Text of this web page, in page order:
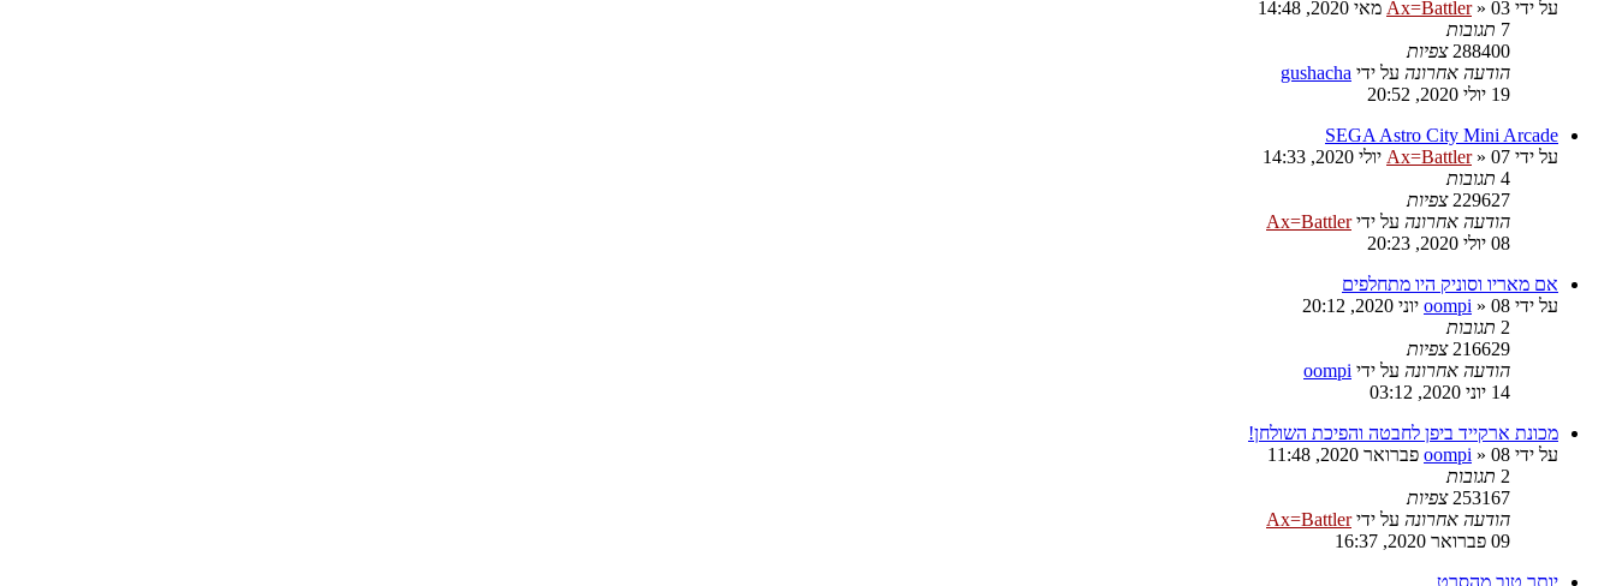
על ידי
Ax=Battler» 03 מאי 2020, 14:48
7 תגובות
288400 צפיות
הודעה אחרונה על ידי gushacha
19 יולי 2020, 20:52
SEGA Astro City Mini Arcade
על ידי
Ax=Battler» 07 יולי 2020, 14:33
4 תגובות
229627 צפיות
הודעה אחרונה על ידיAx=Battler
08 יולי 2020, 20:23
אם מאריו וסוניק היו מתחלפים
על ידי
oompi » 08 יוני 2020, 20:12
2 תגובות
216629 צפיות
הודעה אחרונה על ידי oompi
14 יוני 2020, 03:12
מכונת ארקייד ביפן לחבטה והפיכת השולחן!
על ידי
oompi » 08 פברואר 2020, 11:48
2 תגובות
253167 צפיות
הודעה אחרונה על ידיAx=Battler
09 פברואר 2020, 16:37